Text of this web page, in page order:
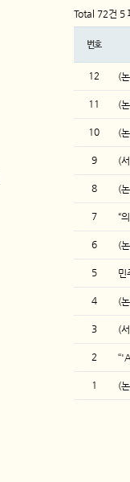
Total 72건 5
번호
12 (
11 (
10 (
9 (
8 (
7 “
6 (
5 민
4 (
3 (
2
1 (